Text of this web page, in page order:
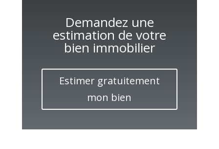
Demandez une
estimation de votre
bien immobilier
Estimer gratuitement
mon bien